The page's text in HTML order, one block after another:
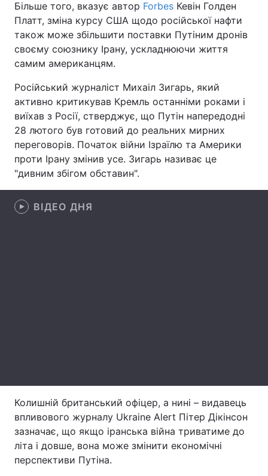
Зброя Інциденти
Здоров'я Туризм
Екологія Регіони
Лонгріди
Відео з Youtube
Тема оформлення
Більше того, вказує автор Forbes Кевін Голден
Платт, зміна курсу США щодо російської нафти
також може збільшити поставки Путіним дронів
своєму союзнику Ірану, ускладнюючи життя
самим американцям.
Російський журналіст Михаіл Зигарь, який
активно критикував Кремль останніми роками і
виїхав з Росії, стверджує, що Путін напередодні
28 лютого був готовий до реальних мирних
переговорів. Початок війни Ізраїлю та Америки
проти Ірану змінив усе. Зигарь називає це
"дивним збігом обставин".
ВІДЕО ДНЯ
Колишній британський офіцер, а нині – видавець
впливового журналу Ukraine Alert Пітер Дікінсон
зазначає, що якщо іранська війна триватиме до
літа і довше, вона може змінити економічні
перспективи Путіна.